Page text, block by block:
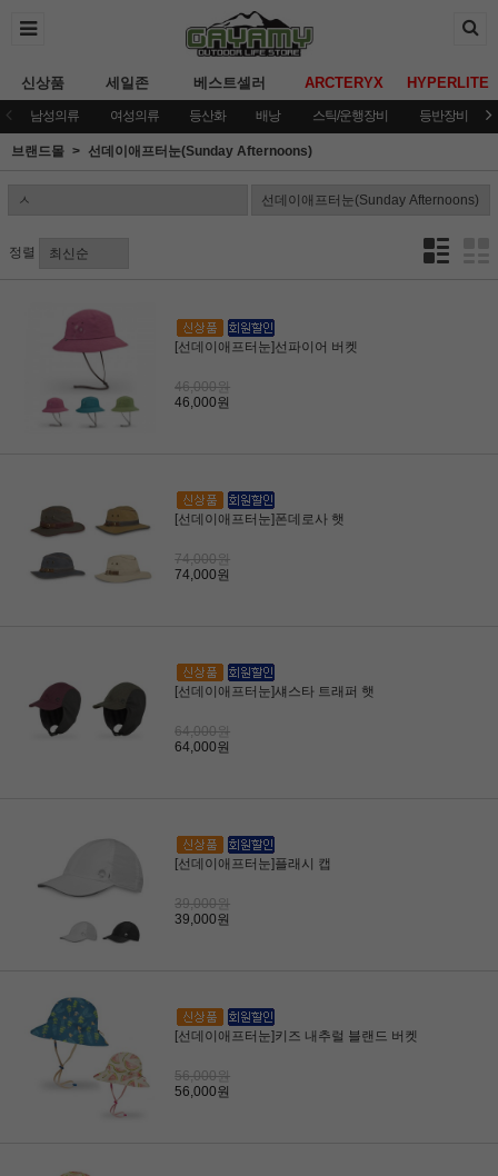
신상품 세일존 베스트셀러 ARCTERYX HYPERLITE
남성의류 여성의류 등산화 배낭 스틱/운행장비 등반장비
브랜드몰 선데이애프터눈(Sunday Afternoons)
정렬
[선데이애프터눈]선파이어 버켓
46,000원
46,000원
[선데이애프터눈]폰데로사 햇
74,000원
74,000원
[선데이애프터눈]섀스타 트래퍼 햇
64,000원
64,000원
[선데이애프터눈]플래시 캡
39,000원
39,000원
[선데이애프터눈]키즈 내추럴 블랜드 버켓
56,000원
56,000원